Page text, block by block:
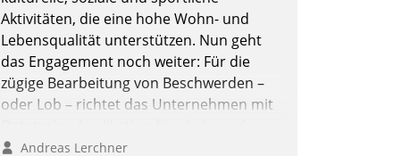
Aktivitäten, die eine hohe Wohn- und
Lebensqualität unterstützen. Nun geht
das Engagement noch weiter: Für die
zügige Bearbeitung von Beschwerden –
oder Lob – richtet das Unternehmen mit
Beschwerde-Management einen eigenen
Andreas Lerchner